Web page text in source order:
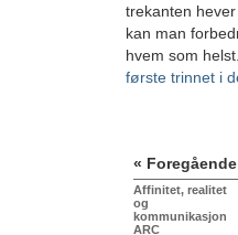
trekanten
kan man
hvem som helst.
første trinnet i
« Foregående
Affinitet, realitet
og
kommunikasjon
ARC